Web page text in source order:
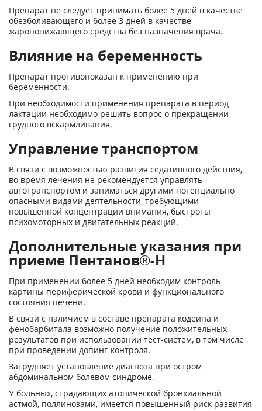
Препарат не следует принимать более 5 дней в качестве
обезболивающего и более 3 дней в качестве
жаропонижающего средства без назначения врача.
Влияние на беременность
Препарат противопоказан к применению при
беременности.
При необходимости применения препарата в период
лактации необходимо решить вопрос о прекращении
грудного вскармливания.
Управление транспортом
В связи с возможностью развития седативного действия,
во время лечения не рекомендуется управлять
автотранспортом и заниматься другими потенциально
опасными видами деятельности, требующими
повышенной концентрации внимания, быстроты
психомоторных и двигательных реакций.
Дополнительные указания при
приеме Пентанов®-Н
При применении более 5 дней необходим контроль
картины периферической крови и функционального
состояния печени.
В связи с наличием в составе препарата кодеина и
фенобарбитала возможно получение положительных
результатов при использовании тест-систем, в том числе
при проведении допинг-контроля.
Затрудняет установление диагноза при остром
абдоминальном болевом синдроме.
У больных, страдающих атопической бронхиальной
астмой, поллинозами, имеется повышенный риск развития